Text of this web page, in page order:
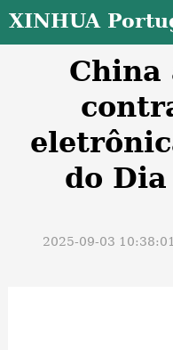
XINHUA
China
do
2025-09-03